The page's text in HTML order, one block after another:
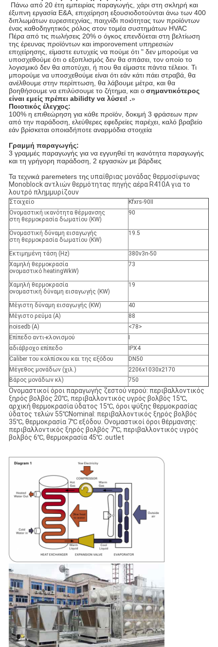
Πάνω από 20 έτη εμπειρίας παραγωγής, χάρι στη σκληρή και
έξυπνη εργασία Ε&Α, επιχείρηση εξουσιοδοτούνται άνω των 400
διπλωμάτων ευρεσιτεχνίας, παιχνίδι ποιότητας των προϊόντων
ένας καθοδηγητικός ρόλος στον τομέα συστημάτων HVAC
Πέρα από τις πωλήσεις 20% ο όγκος επενδύεται στη βελτίωση
της έρευνας προϊόντων και imporovement υπηρεσιών
επιχείρησης, είμαστε ευτυχείς να πούμε ότι " δεν μπορούμε να
υποσχεθούμε ότι ο εξοπλισμός δεν θα σπάσει, τον οποίο το
λογισμικό δεν θα αποτύχει, ή που θα είμαστε πάντα τέλειοι. Τι
μπορούμε να υποσχεθούμε είναι ότι εάν κάτι πάει στραβά, θα
ανέλθουμε στην περίπτωση, θα λάβουμε μέτρα, και θα
βοηθήσουμε να επιλύσουμε το ζήτημα, και οσημαντικότερος
είναι εμείς πρέπει abilidty να λύσει! .»
Ποιοτικός έλεγχος:
100% η επιθεώρηση για κάθε προϊόν, δοκιμή 3 φράσεων πριν
από την παράδοση, ελεύθερες εφεδρείες παρέχει, καλό βραβείο
εάν βρίσκεται οποιαδήποτε αναρμόδια στοιχεία
Γραμμή παραγωγής:
3 γραμμές παραγωγής για να εγγυηθεί τη ικανότητα παραγωγής
και τη γρήγορη παράδοση, 2 εργασιών με βάρδιες
Τα τεχνικά paremeters της υπαίθριας μονάδας θερμοσίφωνας
Monoblock αντλιών θερμότητας πηγής αέρα R410A για το
λουτρό πλημμυρίζουν
Στοιχείο
Kfxrs-90II
Ονομαστική ικανότητα θέρμανσης
στη θερμοκρασία δωματίου (KW)
90
Ονομαστική δύναμη εισαγωγής
στη θερμοκρασία δωματίου (KW)
19.5
Εκτιμημένη τάση (Hz)
380v3n-50
Χαμηλή θερμοκρασία
ονομαστικό heatingWkW)
73
Χαμηλή θερμοκρασία
ονομαστική δύναμη εισαγωγής (KW)
19
Μέγιστη δύναμη εισαγωγής (KW)
40
Μέγιστο ρεύμα (Α)
88
noisedb (Α)
<78>
Επίπεδο αντι-κλονισμού
αδιάβροχο επίπεδο
IPX4
Caliber του κολπίσκου και της εξόδου
DN50
Μέγεθος μονάδων (χιλ.)
2206x1030x2170
Βάρος μονάδων κλ)
750
Ονομαστικοί όροι παραγωγής ζεστού νερού: περιβαλλοντικός
ξηρός βολβός 20℃, περιβαλλοντικός υγρός βολβός 15℃,
αρχική θερμοκρασία ύδατος 15℃, όροι ψύξης θερμοκρασίας
ύδατος τελών 55℃Nominal: περιβαλλοντικός ξηρός βολβός
35℃, θερμοκρασία 7℃ εξόδου. Ονομαστικοί όροι θέρμανσης:
περιβαλλοντικός ξηρός βολβός 7℃, περιβαλλοντικός υγρός
βολβός 6℃, θερμοκρασία 45℃ .outlet